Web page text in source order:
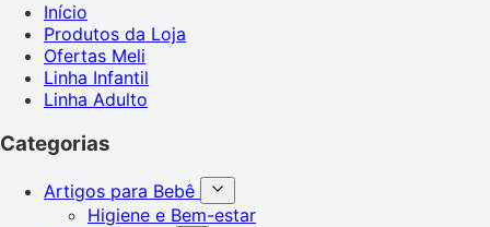
Início
Produtos da Loja
Ofertas Meli
Linha Infantil
Linha Adulto
Categorias
Artigos para Bebê
Higiene e Bem-estar